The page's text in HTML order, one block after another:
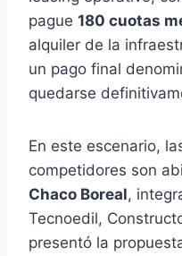
pague 180 cuotas
alquiler de la
un pago final
quedarse
En este escenario,
competidores son
Chaco Boreal,
Tecnoedil,
presentó la